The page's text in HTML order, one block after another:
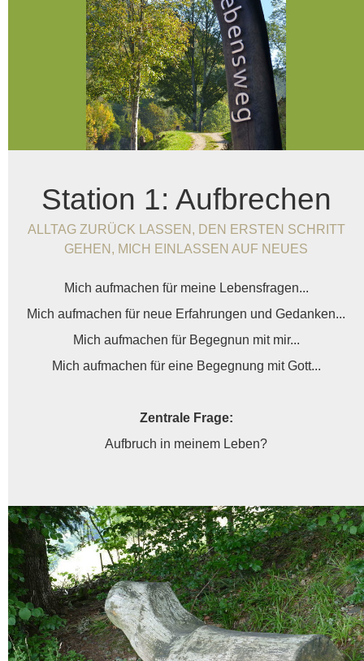
Station 1: Aufbrechen
ALLTAG ZURÜCK LASSEN, DEN ERSTEN SCHRITT
GEHEN, MICH EINLASSEN AUF NEUES
Mich aufmachen für meine Lebensfragen...
Mich aufmachen für neue Erfahrungen und Gedanken...
Mich aufmachen für Begegnun mit mir...
Mich aufmachen für eine Begegnung mit Gott...
Zentrale Frage:
Aufbruch in meinem Leben?